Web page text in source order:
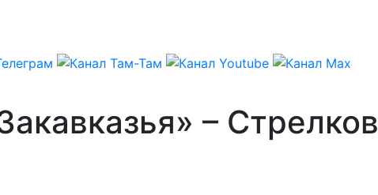
– Стрелков